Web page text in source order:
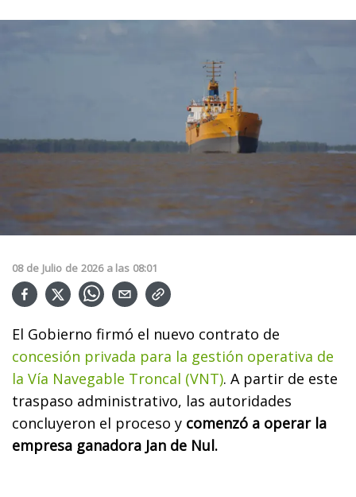
08 de Julio de 2026 a las 08:01
El Gobierno firmó el nuevo contrato de
concesión privada para la gestión operativa de
la Vía Navegable Troncal (VNT). A partir de este
traspaso administrativo, las autoridades
concluyeron el proceso y comenzó a operar la
empresa ganadora Jan de Nul.